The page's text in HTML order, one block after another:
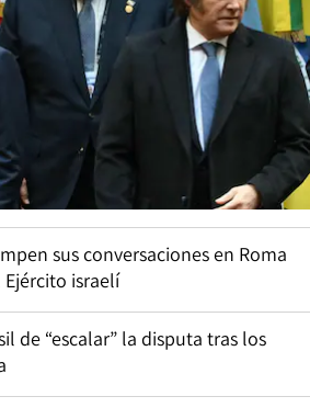
sus conversaciones en Roma
israelí
de “escalar” la disputa tras los